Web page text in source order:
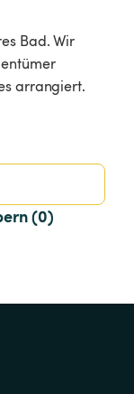
Bad. Wir
arrangiert.
(0)